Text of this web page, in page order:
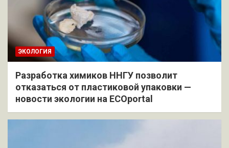
ЭКОЛОГИЯ
Разработка химиков ННГУ позволит
отказаться от пластиковой упаковки —
новости экологии на ECOportal